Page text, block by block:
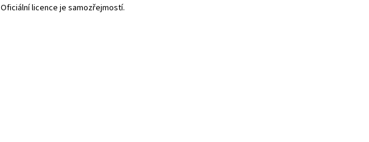
Oficiální licence je samozřejmostí.